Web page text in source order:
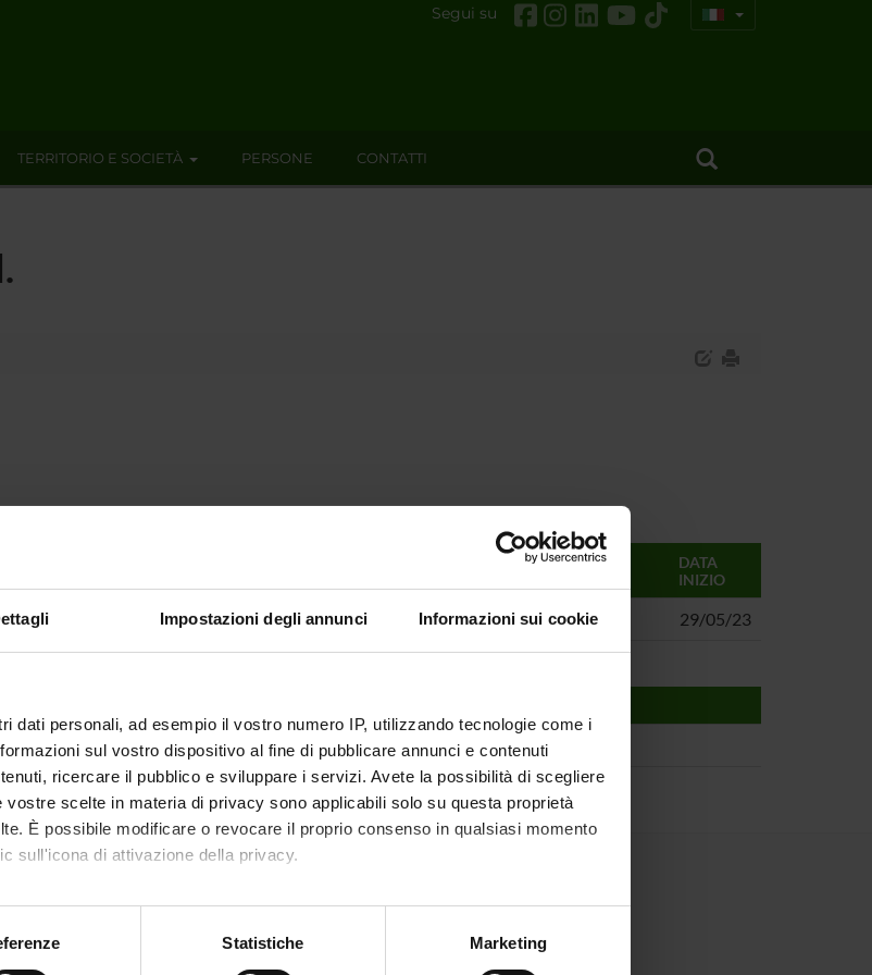
Impostazioni degli annunci Informazioni sui cookie
dati personali, ad esempio il vostro numero IP, utilizzando tecnologie come i
sul vostro dispositivo al fine di pubblicare annunci e contenuti
ricercare il pubblico e sviluppare i servizi. Avete la possibilità di scegliere
scelte in materia di privacy sono applicabili solo su questa proprietà
È possibile modificare o revocare il proprio consenso in qualsiasi momento
sull'icona di attivazione della privacy.
geografica, con un'approssimazione di qualche metro,
Statistiche Marketing
Segui su
TERRITORIO E SOCIETÀ PERSONE CONTATTI
DATA
INIZIO
di REST API Mariano Ceccato 29/05/23
1